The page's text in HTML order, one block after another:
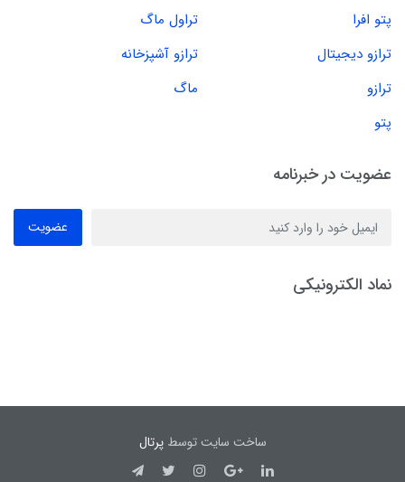
پتو افرا
تراول ماگ
ترازو دیجیتال
ترازو آشپزخانه
ترازو
ماگ
پتو
عضویت در خبرنامه
عضویت
نماد الکترونیکی
ساخت سایت توسطپرتال